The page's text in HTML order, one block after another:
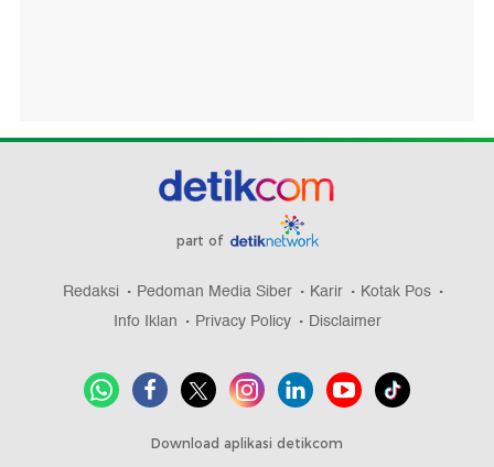
part of
Redaksi Pedoman Media Siber Karir
Kotak Pos
Info Iklan
Privacy Policy Disclaimer
Download aplikasi detikcom